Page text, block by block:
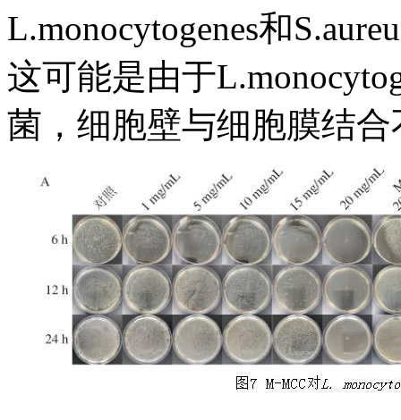
L.monocytogenes和
这可能是由于
菌，细胞壁与细胞膜结